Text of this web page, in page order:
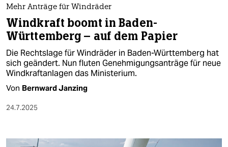
Mehr Anträge für Windräder
Windkraft boomt in Baden-
Württemberg – auf dem Papier
Die Rechtslage für Windräder in Baden-Württemberg hat
sich geändert. Nun fluten Genehmigungsanträge für neue
Windkraftanlagen das Ministerium.
Von Bernward Janzing
24.7.2025